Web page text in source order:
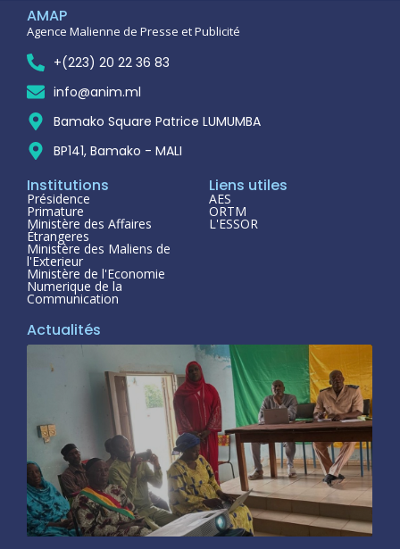
AMAP
Agence Malienne de Presse et Publicité
+(223) 20 22 36 83
info@anim.ml
Bamako Square Patrice LUMUMBA
BP141, Bamako - MALI
Institutions
Présidence
Primature
Ministère des Affaires
Étrangeres
Ministère des Maliens de
l'Exterieur
Ministère de l'Economie
Numerique de la
Communication
Liens utiles
AES
ORTM
L'ESSOR
Actualités